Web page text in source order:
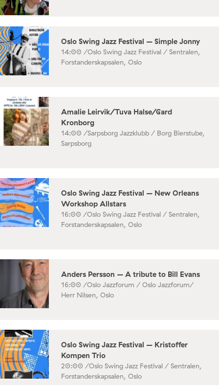
Oslo Swing Jazz Festival – Simple Jonny
14:00 /Oslo Swing Jazz Festival / Sentralen,
Forstanderskapsalen, Oslo
Amalie Leirvik/Tuva Halse/Gard
Kronborg
14:00 /Sarpsborg Jazzklubb / Borg Bierstube,
Sarpsborg
Oslo Swing Jazz Festival – New Orleans
Workshop Allstars
16:00 /Oslo Swing Jazz Festival / Sentralen,
Forstanderskapsalen, Oslo
Anders Persson – A tribute to Bill Evans
16:00 /Oslo Jazzforum / Oslo Jazzforum/
Herr Nilsen, Oslo
Oslo Swing Jazz Festival – Kristoffer
Kompen Trio
20:00 /Oslo Swing Jazz Festival / Sentralen,
Forstanderskapsalen, Oslo